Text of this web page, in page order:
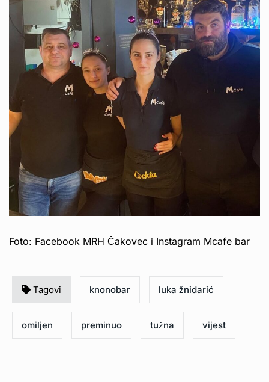
Foto: Facebook MRH Čakovec i Instagram Mcafe bar
Tagovi knonobar luka žnidarić
omiljen preminuo tužna vijest